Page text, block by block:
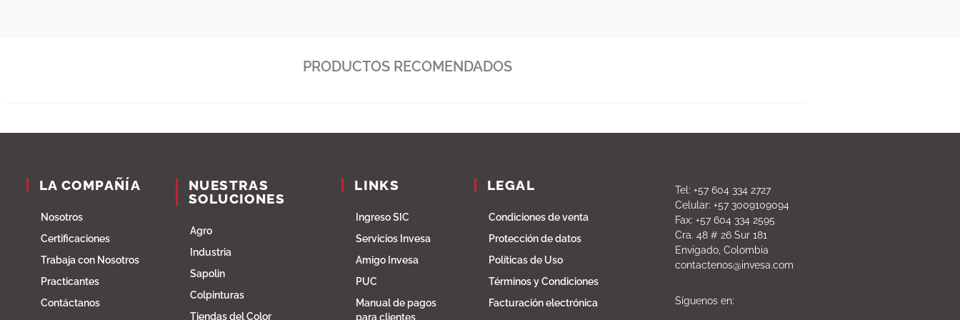
PRODUCTOS RECOMENDADOS
LA COMPAÑÍA
Nosotros
Certificaciones
Trabaja con Nosotros
Practicantes
Contáctanos
NUESTRAS
SOLUCIONES
Agro
Industria
Sapolin
Colpinturas
Tiendas del Color
LINKS
Ingreso SIC
Servicios Invesa
Amigo Invesa
PUC
Manual de pagos
para clientes
LEGAL
Condiciones de venta
Protección de datos
Políticas de Uso
Términos y Condiciones
Facturación electrónica
Tel: +57 604 334 2727
Celular: +57 3009109094
Fax: +57 604 334 2595
Cra. 48 # 26 Sur 181
Envigado, Colombia
contactenos@invesa.com
Síguenos en: